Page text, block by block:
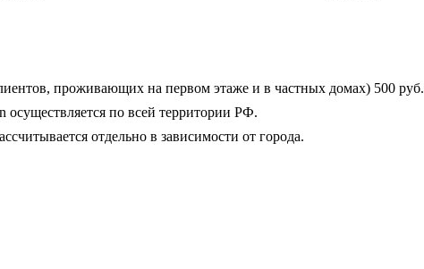
проживающих на первом этаже и в частных домах) 500 руб.
осуществляется по всей территории РФ.
отдельно в зависимости от города.